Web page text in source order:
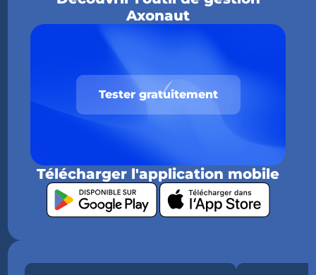
Axonaut
Tester gratuitement
Télécharger l'application mobile